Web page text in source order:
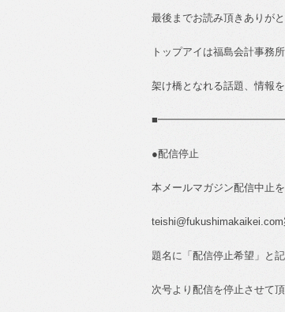
最後までお読み頂きありがと
トップアイは福島会計事務
架け橋となれる話題、情報
■
●配信停止
本メールマガジン配信中止
teishi@fukushimakaikei.com
題名に「配信停止希望」と
次号より配信を停止させて頂